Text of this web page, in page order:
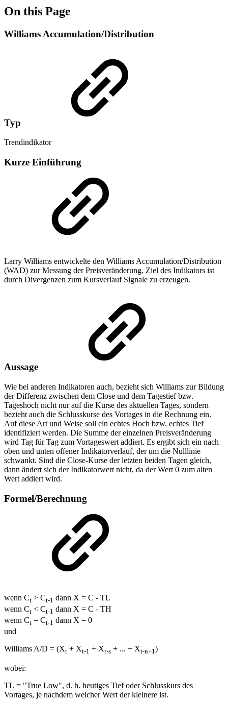
On this Page
Williams Accumulation/Distribution
Typ
Trendindikator
Kurze Einführung
Larry Williams entwickelte den Williams Accumulation/Distribution
(WAD) zur Messung der Preisveränderung. Ziel des Indikators ist
durch Divergenzen zum Kursverlauf Signale zu erzeugen.
Aussage
Wie bei anderen Indikatoren auch, bezieht sich Williams zur Bildung
der Differenz zwischen dem Close und dem Tagestief bzw.
Tageshoch nicht nur auf die Kurse des aktuellen Tages, sondern
bezieht auch die Schlusskurse des Vortages in die Rechnung ein.
Auf diese Art und Weise soll ein echtes Hoch bzw. echtes Tief
identifiziert werden. Die Summe der einzelnen Preisveränderung
wird Tag für Tag zum Vortageswert addiert. Es ergibt sich ein nach
oben und unten offener Indikatorverlauf, der um die Nulllinie
schwankt. Sind die Close-Kurse der letzten beiden Tagen gleich,
dann ändert sich der Indikatorwert nicht, da der Wert 0 zum alten
Wert addiert wird.
Formel/Berechnung
wenn Ct > Ct-1 dann X = C - TL
wenn Ct < Ct-1 dann X = C - TH
wenn Ct = Ct-1 dann X = 0
und
Williams A/D = (Xt + Xt-1 + Xt-s + ... + Xt-n+1)
wobei:
TL = "True Low", d. h. heutiges Tief oder Schlusskurs des
Vortages, je nachdem welcher Wert der kleinere ist.